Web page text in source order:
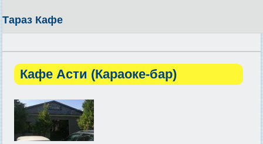
Тараз Кафе
Кафе Асти (Караоке-бар)